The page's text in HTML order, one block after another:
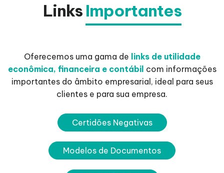
Links Importantes
Oferecemos uma gama de links de utilidade
econômica, financeira e contábil com informações
importantes do âmbito empresarial, ideal para seus
clientes e para sua empresa.
Certidões Negativas
Modelos de Documentos